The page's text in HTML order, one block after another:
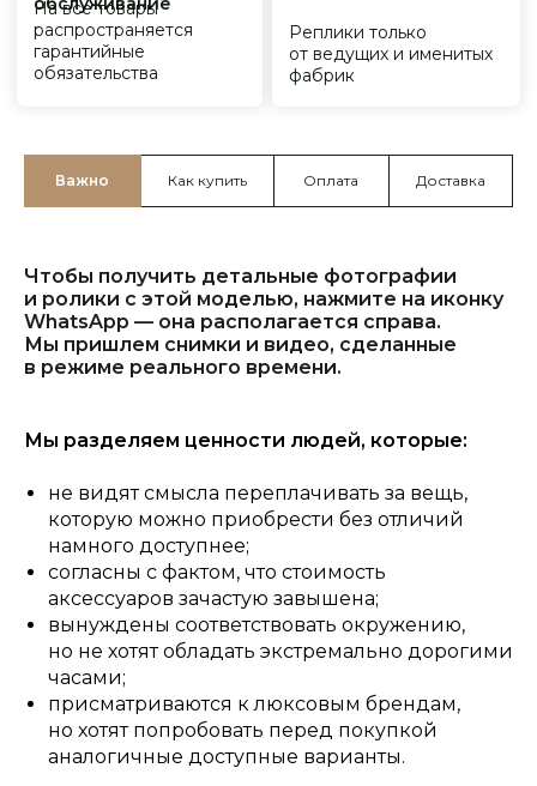
Важно Как купить Оплата Доставка
Чтобы получить детальные фотографии
и ролики с этой моделью, нажмите на иконку
WhatsApp — она располагается справа.
Мы пришлем снимки и видео, сделанные
в режиме реального времени.
Мы разделяем ценности людей, которые:
не видят смысла переплачивать за вещь,
которую можно приобрести без отличий
намного доступнее;
согласны с фактом, что стоимость
аксессуаров зачастую завышена;
вынуждены соответствовать окружению,
но не хотят обладать экстремально дорогими
часами;
присматриваются к люксовым брендам,
но хотят попробовать перед покупкой
аналогичные доступные варианты.